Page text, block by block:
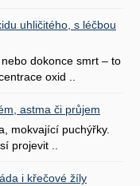
uhličitého, s léčbou
dokonce smrt – to
oxid ..
astma či průjem
mokvající puchýřky.
projevit ..
i křečové žíly